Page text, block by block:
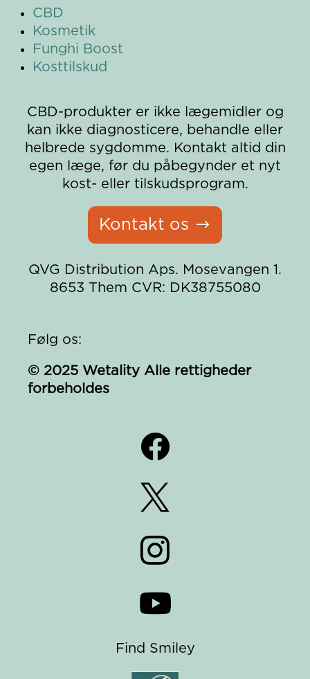
CBD
Kosmetik
Funghi Boost
Kosttilskud
CBD-produkter er ikke lægemidler og
kan ikke diagnosticere, behandle eller
helbrede sygdomme. Kontakt altid din
egen læge, før du påbegynder et nyt
kost- eller tilskudsprogram.
Kontakt os
QVG Distribution Aps. Mosevangen 1.
8653 Them CVR: DK38755080
Følg os:
© 2025 Wetality Alle rettigheder
forbeholdes




Find Smiley